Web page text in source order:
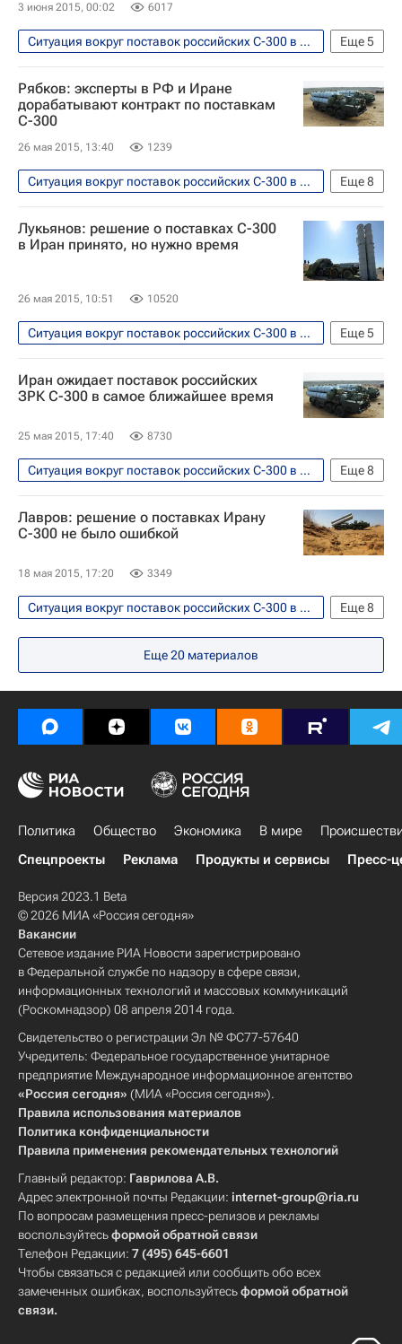
Россия
3 июня 2015, 00:02 6017
Еще5
Ситуация вокруг поставок российских С-300 в Иран
Безопасность
Иран
Азия
Весь мир
ЗРК С-300
Рябков: эксперты в РФ и Иране
дорабатывают контракт по поставкам
С-300
26 мая 2015, 13:40 1239
Еще8
Ситуация вокруг поставок российских С-300 в Иран
Безопасность
Иран
Европа
Азия
Весь мир
Сергей Рябков
Лукьянов: решение о поставках С-300
в Иран принято, но нужно время
26 мая 2015, 10:51 10520
Еще5
Ситуация вокруг поставок российских С-300 в Иран
В мире
Иран
Азия
Весь мир
ЗРК С-300
Иран ожидает поставок российских
ЗРК С-300 в самое ближайшее время
25 мая 2015, 17:40 8730
Еще8
Ситуация вокруг поставок российских С-300 в Иран
В мире
Иран Европа
Азия
Весь мир
МИД Ирана
ЗРК С-300
Лавров: решение о поставках Ирану
С-300 не было ошибкой
18 мая 2015, 17:20 3349
Еще8
Ситуация вокруг поставок российских С-300 в Иран
В мире
Иран Европа
Азия
Сергей Лавров
ЗРК С-300
Россия
Еще20 материалов
Политика Общество Экономика В мире
Спецпроекты
Реклама Продукты и сервисы Пресс-
Версия 2023.1 Beta
© 2026 МИА «Россия сегодня»
Вакансии
Сетевое издание РИА Новости зарегистрировано
в Федеральной службе по надзору в сфере связи,
информационных технологий и массовых коммуникаций
(Роскомнадзор) 08 апреля 2014 года.
Свидетельство о регистрации Эл № ФС77-57640
Учредитель: Федеральное государственное унитарное
предприятие Международное информационное агентство
«Россия сегодня» (МИА «Россия сегодня»).
Правила использования материалов
Политика конфиденциальности
Правила применения рекомендательных технологий
Главный редактор: Гаврилова А.В.
Адрес электронной почты Редакции: internet-group@ria.ru
По вопросам размещения пресс-релизов и рекламы
воспользуйтесьформой обратной связи
Телефон Редакции: 7 (495) 645-6601
Чтобы связаться с редакцией или сообщить обо всех
замеченных ошибках, воспользуйтесьформой обратной
связи.